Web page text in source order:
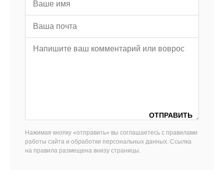
Нажимая кнопку «отправить» вы соглашаетесь с правилами
работы сайта и обработки персональных данных. Ссылка
на правила размещена внизу страницы.